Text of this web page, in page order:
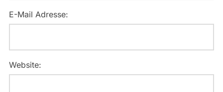
E-Mail Adresse:
Website: